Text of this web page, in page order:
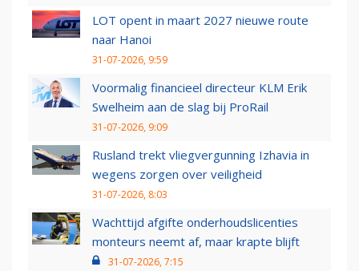
LOT opent in maart 2027 nieuwe route
naar Hanoi
31-07-2026, 9:59
Voormalig financieel directeur KLM Erik
Swelheim aan de slag bij ProRail
31-07-2026, 9:09
Rusland trekt vliegvergunning Izhavia in
wegens zorgen over veiligheid
31-07-2026, 8:03
Wachttijd afgifte onderhoudslicenties
monteurs neemt af, maar krapte blijft
31-07-2026, 7:15